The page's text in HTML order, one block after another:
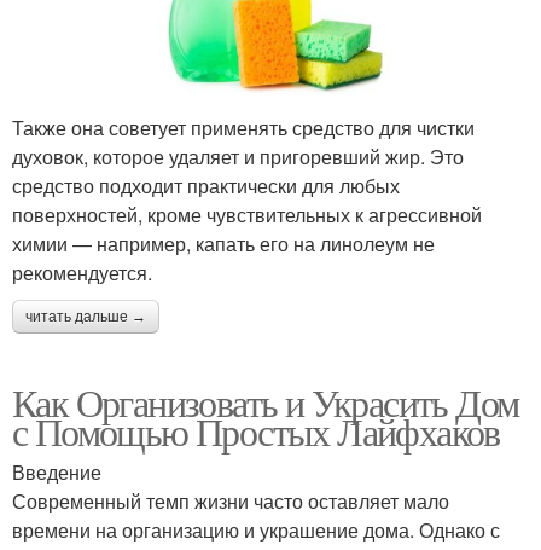
Также она советует применять средство для чистки
духовок, которое удаляет и пригоревший жир. Это
средство подходит практически для любых
поверхностей, кроме чувствительных к агрессивной
химии — например, капать его на линолеум не
рекомендуется.
читать дальше →
Как Организовать и Украсить Дом
с Помощью Простых Лайфхаков
Введение
Современный темп жизни часто оставляет мало
времени на организацию и украшение дома. Однако с